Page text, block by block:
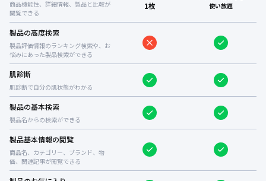
商品機能性、詳細情報、製品と比較が
閲覧できる
1枚
使い放題
製品の高度検索
製品評価情報のランキング検索や、お
悩みにあった製品検索ができる
肌診断
肌診断で自分の肌状態がわかる
製品の基本検索
製品名からの検索ができる
製品基本情報の閲覧
商品名、カテゴリー、ブランド、物
価、関連記事が閲覧できる